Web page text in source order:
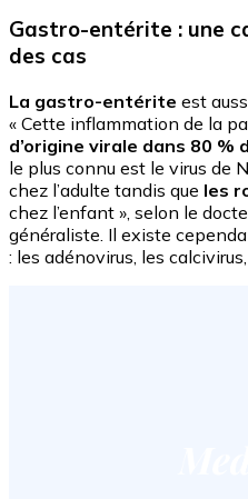
Gastro-entérite : une
des cas
La gastro-entérite est
« Cette inflammation de la
d’origine virale dans 80 %
le plus connu est le virus de
chez l’adulte tandis que les
chez l’enfant », selon le
généraliste. Il existe
: les adénovirus, les